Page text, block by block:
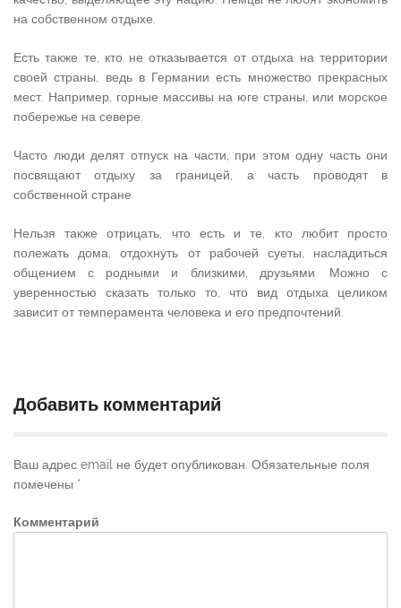
на собственном отдыхе.
Есть также те, кто не отказывается от отдыха на территории
своей страны, ведь в Германии есть множество прекрасных
мест. Например, горные массивы на юге страны, или морское
побережье на севере.
Часто люди делят отпуск на части, при этом одну часть они
посвящают отдыху за границей, а часть проводят в
собственной стране.
Нельзя также отрицать, что есть и те, кто любит просто
полежать дома, отдохнуть от рабочей суеты, насладиться
общением с родными и близкими, друзьями. Можно с
уверенностью сказать только то, что вид отдыха целиком
зависит от темперамента человека и его предпочтений.
Добавить комментарий
Ваш адрес email не будет опубликован. Обязательные поля
помечены *
Комментарий